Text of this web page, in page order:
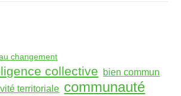
changement
collective bien commun
territoriale communauté